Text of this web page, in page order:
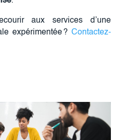
aux services d’une
expérimentée ?Contactez-